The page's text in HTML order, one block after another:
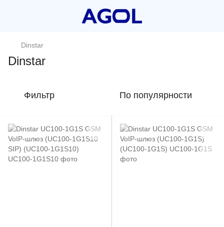
Dinstar
Dinstar
Фильтр По популярности